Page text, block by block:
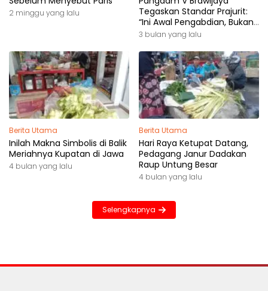
2 minggu yang lalu
Tegaskan Standar Prajurit:
“Ini Awal Pengabdian, Bukan
Akhir Perjalanan”
3 bulan yang lalu
Berita Utama
Inilah Makna Simbolis di Balik
Meriahnya Kupatan di Jawa
4 bulan yang lalu
Berita Utama
Hari Raya Ketupat Datang,
Pedagang Janur Dadakan
Raup Untung Besar
4 bulan yang lalu
Selengkapnya